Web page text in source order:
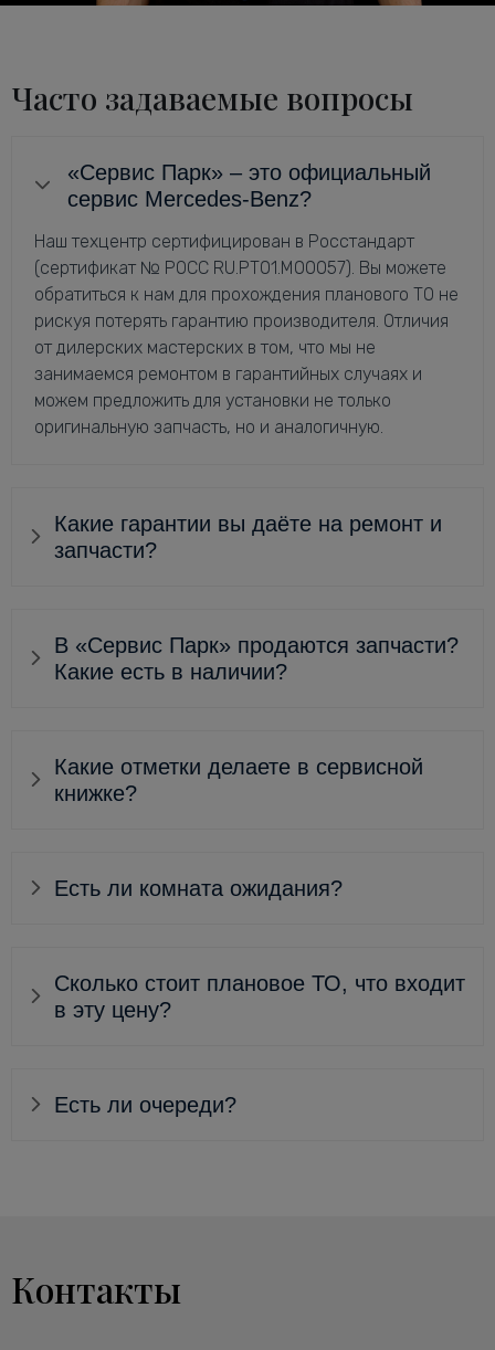
Часто задаваемые вопросы
«Сервис Парк» – это официальный
сервис Mercedes-Benz?
Наш техцентр сертифицирован в Росстандарт
(сертификат № РОСС RU.РТ01.М00057). Вы можете
обратиться к нам для прохождения планового ТО не
рискуя потерять гарантию производителя. Отличия
от дилерских мастерских в том, что мы не
занимаемся ремонтом в гарантийных случаях и
можем предложить для установки не только
оригинальную запчасть, но и аналогичную.
Какие гарантии вы даёте на ремонт и
запчасти?
В «Сервис Парк» продаются запчасти?
Какие есть в наличии?
Какие отметки делаете в сервисной
книжке?
Есть ли комната ожидания?
Сколько стоит плановое ТО, что входит
в эту цену?
Есть ли очереди?
Контакты